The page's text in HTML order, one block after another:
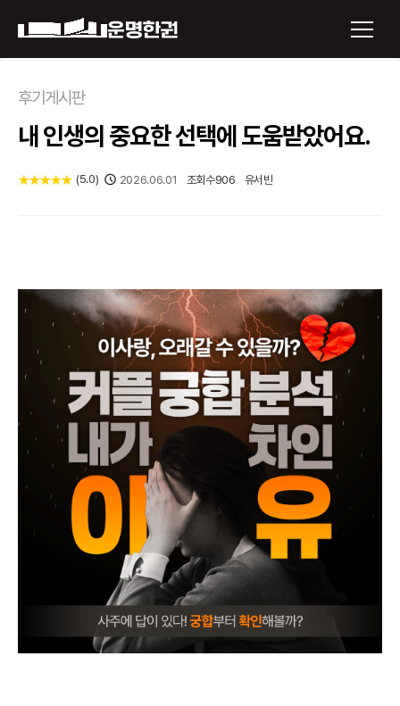
운명한권 보기
미래 배우자 얼굴
신년운세
토정비결
오늘의 운세
궁합
회원가입
후기게시판
내 인생의 중요한 선택에 도움받았어요.
★★★★★ (5.0) 2026.06.01 조회수906 유서빈